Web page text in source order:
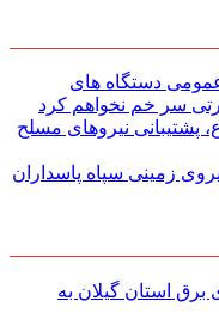
دستگاه های
سر خم نخواهم کرد
پشتیبانی نیرو‌های مسلح
زمینی سپاه پاسداران
برق استان گیلان به